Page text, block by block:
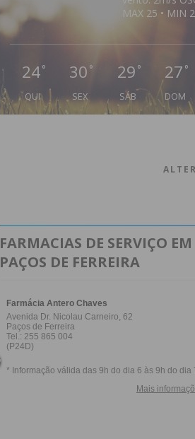
MAX 25 • MIN
24°
QUI
30 °
SEX
29 °
SÁB
27 °
DOM
FARMACIAS DE SERVIÇO EM
PAÇOS DE FERREIRA